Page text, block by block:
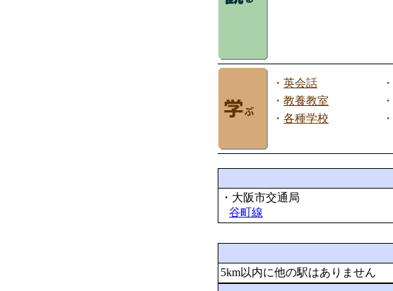
・ 英会話 ・
・ 教養教室 ・
・ 各種学校 ・
・大阪市交通局
谷町線
5km以内に他の駅はありません